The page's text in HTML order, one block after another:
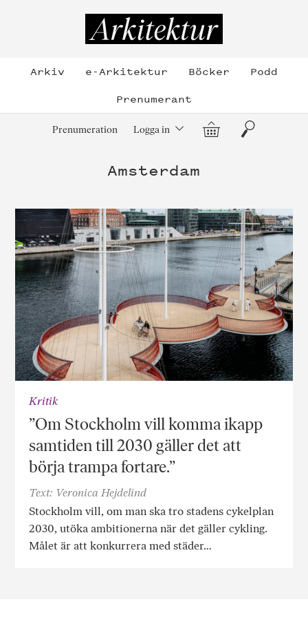
Arkiv e-Arkitektur Böcker
Podd
Prenumerant
Prenumeration Logga in Varukorg
Sök
Amsterdam
Kritik
”Om Stockholm vill komma ikapp
samtiden till 2030 gäller det att
börja trampa fortare.”
Text: Veronica Hejdelind
Stockholm vill, om man ska tro stadens cykelplan
2030, utöka ambitionerna när det gäller cykling.
Målet är att konkurrera med städer…